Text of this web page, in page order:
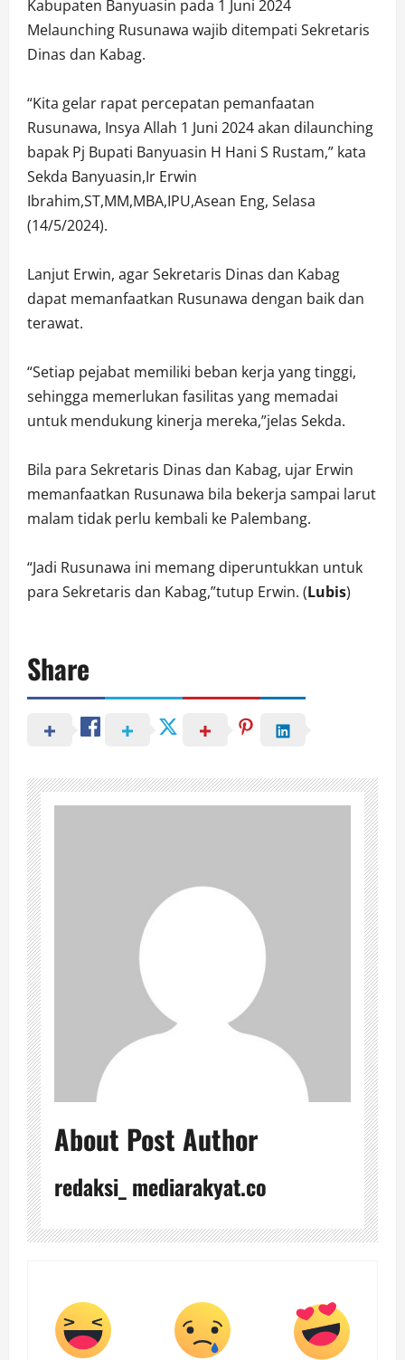
Kabupaten Banyuasin pada 1 Juni 2024
Melaunching Rusunawa wajib ditempati Sekretaris
Dinas dan Kabag.
“Kita gelar rapat percepatan pemanfaatan
Rusunawa, Insya Allah 1 Juni 2024 akan dilaunching
bapak Pj Bupati Banyuasin H Hani S Rustam,” kata
Sekda Banyuasin,Ir Erwin
Ibrahim,ST,MM,MBA,IPU,Asean Eng, Selasa
(14/5/2024).
Lanjut Erwin, agar Sekretaris Dinas dan Kabag
dapat memanfaatkan Rusunawa dengan baik dan
terawat.
“Setiap pejabat memiliki beban kerja yang tinggi,
sehingga memerlukan fasilitas yang memadai
untuk mendukung kinerja mereka,”jelas Sekda.
Bila para Sekretaris Dinas dan Kabag, ujar Erwin
memanfaatkan Rusunawa bila bekerja sampai larut
malam tidak perlu kembali ke Palembang.
“Jadi Rusunawa ini memang diperuntukkan untuk
para Sekretaris dan Kabag,”tutup Erwin. (Lubis)
Share
About Post Author
redaksi_ mediarakyat.co